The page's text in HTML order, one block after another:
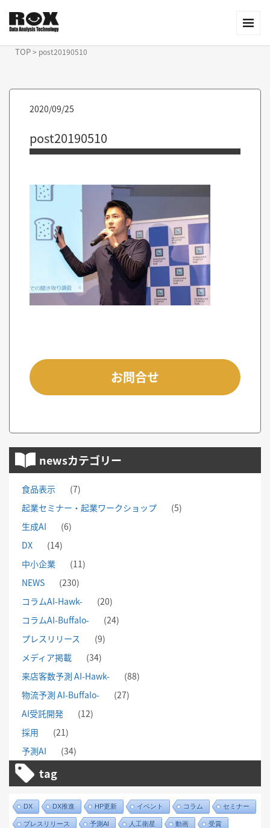
TOP> post20190510
2020/09/25
post20190510
お問合せ
newsカテゴリー
食品表示
(7)
起業セミナー・起業ワークショップ
(5)
生成AI
(6)
DX
(14)
中小企業
(11)
NEWS
(230)
コラムAI-Hawk-
(20)
コラムAI-Buffalo-
(24)
プレスリリース
(9)
メディア掲載
(34)
来店客数予測 AI-Hawk-
(88)
物流予測 AI-Buffalo-
(27)
AI受託開発
(12)
採用
(21)
予測AI
(34)
tag
DX DX推進 HP更新 イベント コラム セミナー
プレスリリース 予測AI 人工衛星 動画 受賞